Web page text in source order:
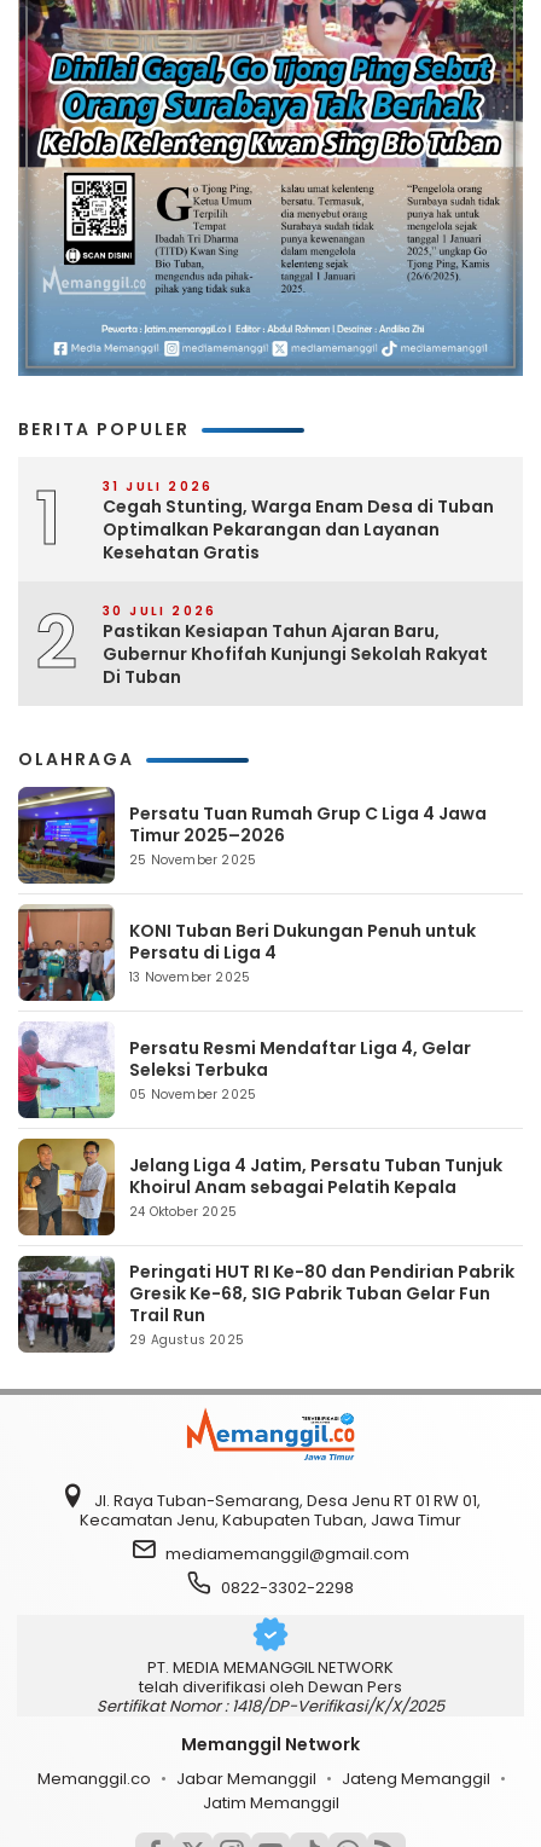
BERITA POPULER
1 31 JULI 2026
Cegah Stunting, Warga Enam Desa di Tuban
Optimalkan Pekarangan dan Layanan
Kesehatan Gratis
2 30 JULI 2026
Pastikan Kesiapan Tahun Ajaran Baru,
Gubernur Khofifah Kunjungi Sekolah Rakyat
Di Tuban
OLAHRAGA
Persatu Tuan Rumah Grup C Liga 4 Jawa
Timur 2025–2026
25 November 2025
KONI Tuban Beri Dukungan Penuh untuk
Persatu di Liga 4
13 November 2025
Persatu Resmi Mendaftar Liga 4, Gelar
Seleksi Terbuka
05 November 2025
Jelang Liga 4 Jatim, Persatu Tuban Tunjuk
Khoirul Anam sebagai Pelatih Kepala
24 Oktober 2025
Peringati HUT RI Ke-80 dan Pendirian Pabrik
Gresik Ke-68, SIG Pabrik Tuban Gelar Fun
Trail Run
29 Agustus 2025
Jl. Raya Tuban-Semarang, Desa Jenu RT 01 RW 01,
Kecamatan Jenu, Kabupaten Tuban, Jawa Timur
mediamemanggil@gmail.com
0822-3302-2298
PT. MEDIA MEMANGGIL NETWORK
telah diverifikasi oleh Dewan Pers
Sertifikat Nomor : 1418/DP-Verifikasi/K/X/2025
Memanggil Network
Memanggil.co Jabar Memanggil
Jateng Memanggil
Jatim Memanggil